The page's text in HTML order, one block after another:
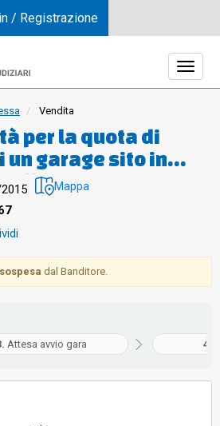
Vendita
per la quota di
garage sito in
alla via Ungaretti
sito al piano
un fabbricato a tre
è accessibile
mediante un
rampa carrabile, al
si trova un
con apertura
è collegato agli
dei piani superiori
Mappa
sospesa dal Banditore.
Attesa avvio gara
/ Registrazione